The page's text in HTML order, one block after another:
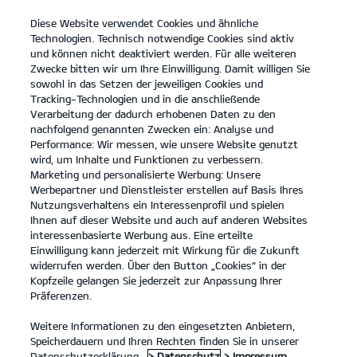
open
menu
KONTAKT
... ANLEITUNGEN
ANLEITUNGEN
Kia EV6 84-kWh-Batterie, Hinterradantrieb Air
(Strom/Reduktionsgetriebe); 168 kW (229 PS): Stromverbrauch
Klasse A. Bis zu 582 km Reichweite.
Diese Website verwendet Cookies und ähnliche
Technologien. Technisch notwendige Cookies sind aktiv
und können nicht deaktiviert werden. Für alle weiteren
Zwecke bitten wir um Ihre Einwilligung. Damit willigen Sie
sowohl in das Setzen der jeweiligen Cookies und
Tracking-Technologien und in die anschließende
Verarbeitung der dadurch erhobenen Daten zu den
nachfolgend genannten Zwecken ein: Analyse und
Performance: Wir messen, wie unsere Website genutzt
wird, um Inhalte und Funktionen zu verbessern.
Marketing und personalisierte Werbung: Unsere
Werbepartner und Dienstleister erstellen auf Basis Ihres
Nutzungsverhaltens ein Interessenprofil und spielen
Ihnen auf dieser Website und auch auf anderen Websites
interessenbasierte Werbung aus. Eine erteilte
Einwilligung kann jederzeit mit Wirkung für die Zukunft
widerrufen werden. Über den Button „Cookies“ in der
Kopfzeile gelangen Sie jederzeit zur Anpassung Ihrer
Präferenzen.
Weitere Informationen zu den eingesetzten Anbietern,
Speicherdauern und Ihren Rechten finden Sie in unserer